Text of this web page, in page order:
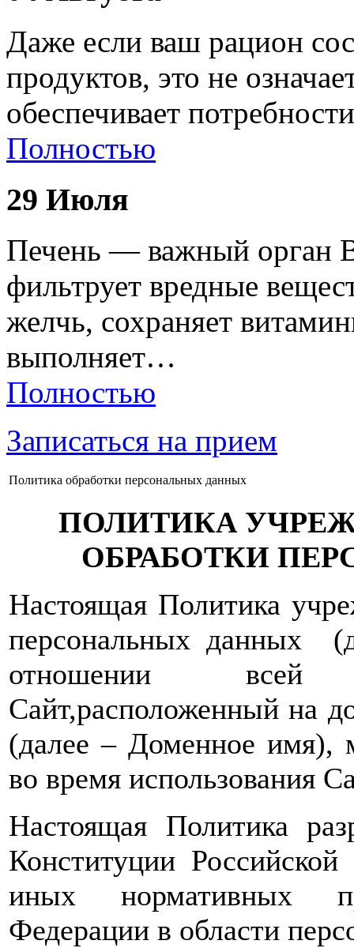
Даже если ваш рацион
продуктов, это не
обеспечивает
Полностью
29 Июля
Печень — важный орган
фильтрует вредные
желчь, сохраняет
выполняет…
Полностью
Записаться на прием
Политика обработки персональных данных
ПОЛИТИКА
ОБРАБОТКИ
Настоящая Политика
персональных данных
отношении всей
Сайт,расположенный на
(далее – Доменное имя),
во время использования
Настоящая Политика
Конституции
иных нормативных
Федерации в области